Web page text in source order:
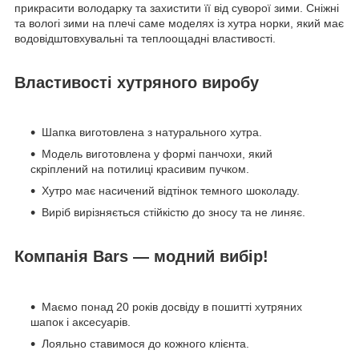
прикрасити володарку та захистити її від суворої зими. Сніжні
та вологі зими на плечі саме моделях із хутра норки, який має
водовідштовхувальні та теплоощадні властивості.
Властивості хутряного виробу
Шапка виготовлена з натурального хутра.
Модель виготовлена у формі панчохи, який
скріплений на потилиці красивим пучком.
Хутро має насичений відтінок темного шоколаду.
Виріб вирізняється стійкістю до зносу та не линяє.
Компанія Bars — модний вибір!
Маємо понад 20 років досвіду в пошитті хутряних
шапок і аксесуарів.
Лояльно ставимося до кожного клієнта.